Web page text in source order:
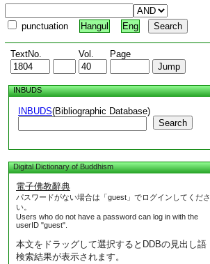
punctuation Hangul Eng
TextNo. Vol. Page
INBUDS
INBUDS(Bibliographic Database)
Search
Digital Dictionary of Buddhism
電子佛教辭典
パスワードがない場合は「guest」でログインしてくださ
い。
Users who do not have a password can log in with the
userID "guest".
本文をドラッグして選択するとDDBの見出し語
検索結果が表示されます。